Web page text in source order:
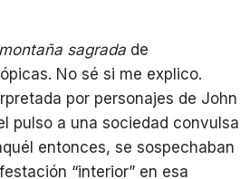
sagrada de
No sé si me explico.
por personajes de John
pulso a una sociedad convulsa
entonces, se sospechaban
“interior” en esa